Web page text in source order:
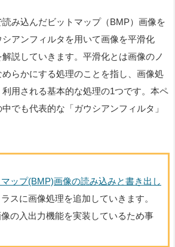
み込んだビットマップ（BMP）画像を
アンフィルタを用いて画像を平滑化
解説していきます。平滑化とは画像のノ
らかにする処理のことを指し、画像処
用される基本的な処理の1つです。本ペ
でも代表的な「ガウシアンフィルタ」
ップ(BMP)画像の読み込みと書き出し
スに画像処理を追加していきます。
の入出力機能を実装しているため事